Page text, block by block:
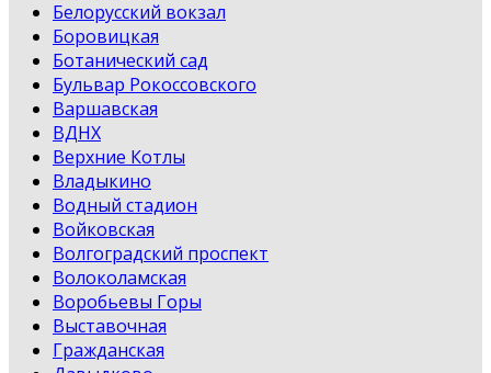
Белорусский вокзал
Боровицкая
Ботанический сад
Бульвар Рокоссовского
Варшавская
ВДНХ
Верхние Котлы
Владыкино
Водный стадион
Войковская
Волгоградский проспект
Волоколамская
Воробьевы Горы
Выставочная
Гражданская